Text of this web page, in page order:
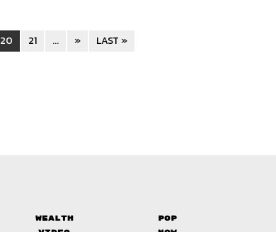
20 21 ... » LAST »
Wealth
Pop